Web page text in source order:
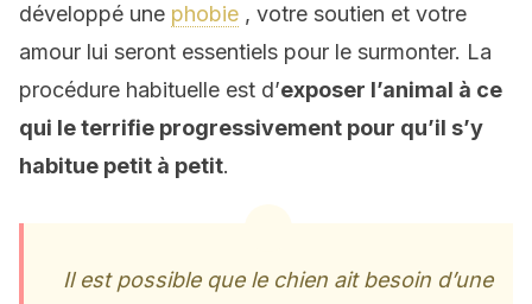
développé une phobie , votre soutien et votre
amour lui seront essentiels pour le surmonter. La
procédure habituelle est d’exposer l’animal à ce
qui le terrifie progressivement pour qu’il s’y
habitue petit à petit.
Il est possible que le chien ait besoin d’une